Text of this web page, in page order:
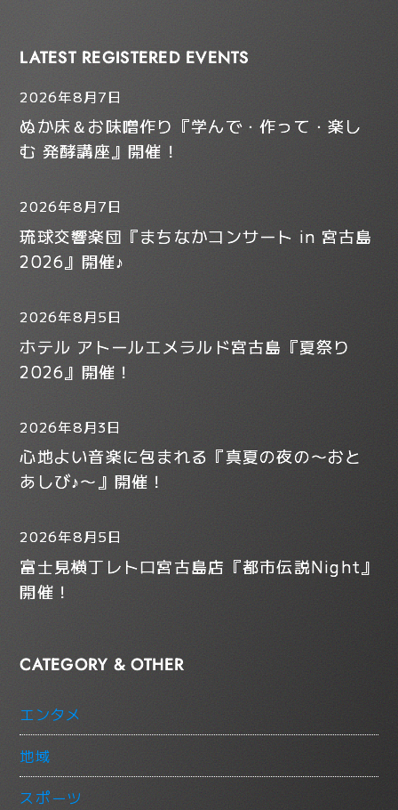
LATEST REGISTERED EVENTS
2026年8月7日
ぬか床＆お味噌作り『学んで・作って・楽し
む 発酵講座』開催！
2026年8月7日
琉球交響楽団『まちなかコンサート in 宮古島
2026』開催♪
2026年8月5日
ホテル アトールエメラルド宮古島『夏祭り
2026』開催！
2026年8月3日
心地よい音楽に包まれる『真夏の夜の〜おと
あしび♪〜』開催！
2026年8月5日
富士見横丁レトロ宮古島店『都市伝説Night』
開催！
CATEGORY & OTHER
エンタメ
地域
スポーツ